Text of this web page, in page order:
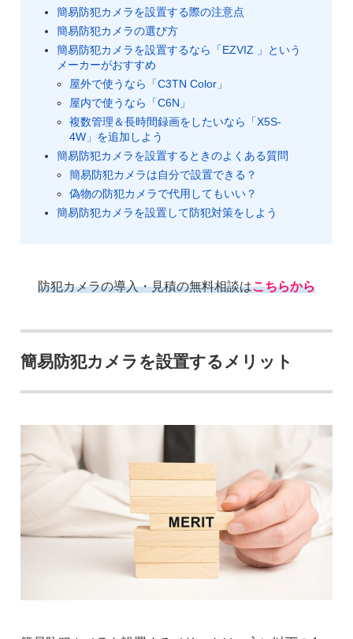
簡易防犯カメラを設置する際の注意点
簡易防犯カメラの選び方
簡易防犯カメラを設置するなら「EZVIZ 」という
メーカーがおすすめ
屋外で使うなら「C3TN Color」
屋内で使うなら「C6N」
複数管理＆長時間録画をしたいなら「X5S-
4W」を追加しよう
簡易防犯カメラを設置するときのよくある質問
簡易防犯カメラは自分で設置できる？
偽物の防犯カメラで代用してもいい？
簡易防犯カメラを設置して防犯対策をしよう
防犯カメラの導入・見積の無料相談はこちらから
簡易防犯カメラを設置するメリット